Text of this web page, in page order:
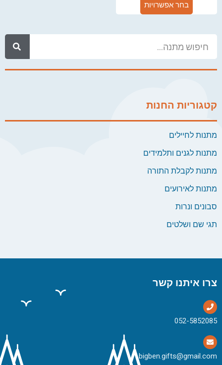
קטגוריות החנות
מתנות לחיילים
מתנות לגנים ותלמידים
מתנות לקבלת התורה
מתנות לאירועים
סבונים ונרות
תגי שם ושלטים
בחר אפשרויות
צרו איתנו קשר
bigben.gifts@gmail.com